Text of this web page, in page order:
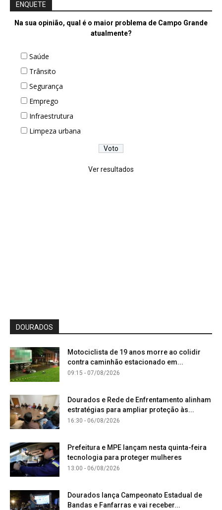
ENQUETE
Na sua opinião, qual é o maior problema de Campo Grande
atualmente?
Saúde
Trânsito
Segurança
Emprego
Infraestrutura
Limpeza urbana
Ver resultados
DOURADOS
Motociclista de 19 anos morre ao colidir
contra caminhão estacionado em...
09:15 - 07/08/2026
Dourados e Rede de Enfrentamento alinham
estratégias para ampliar proteção às...
16:30 - 06/08/2026
Prefeitura e MPE lançam nesta quinta-feira
tecnologia para proteger mulheres
13:00 - 06/08/2026
Dourados lança Campeonato Estadual de
Bandas e Fanfarras e vai receber...